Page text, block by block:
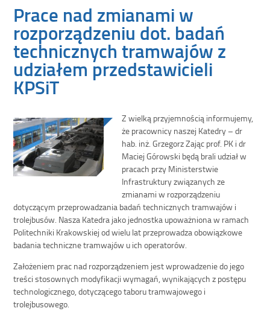
Prace nad zmianami w
rozporządzeniu dot. badań
technicznych tramwajów z
udziałem przedstawicieli
KPSiT
Z wielką przyjemnością informujemy,
że pracownicy naszej Katedry – dr
hab. inż. Grzegorz Zając prof. PK i dr
Maciej Górowski będą brali udział w
pracach przy Ministerstwie
Infrastruktury związanych ze
zmianami w rozporządzeniu
dotyczącym przeprowadzania badań technicznych tramwajów i
trolejbusów. Nasza Katedra jako jednostka upoważniona w ramach
Politechniki Krakowskiej od wielu lat przeprowadza obowiązkowe
badania techniczne tramwajów u ich operatorów.
Założeniem prac nad rozporządzeniem jest wprowadzenie do jego
treści stosownych modyfikacji wymagań, wynikających z postępu
technologicznego, dotyczącego taboru tramwajowego i
trolejbusowego.